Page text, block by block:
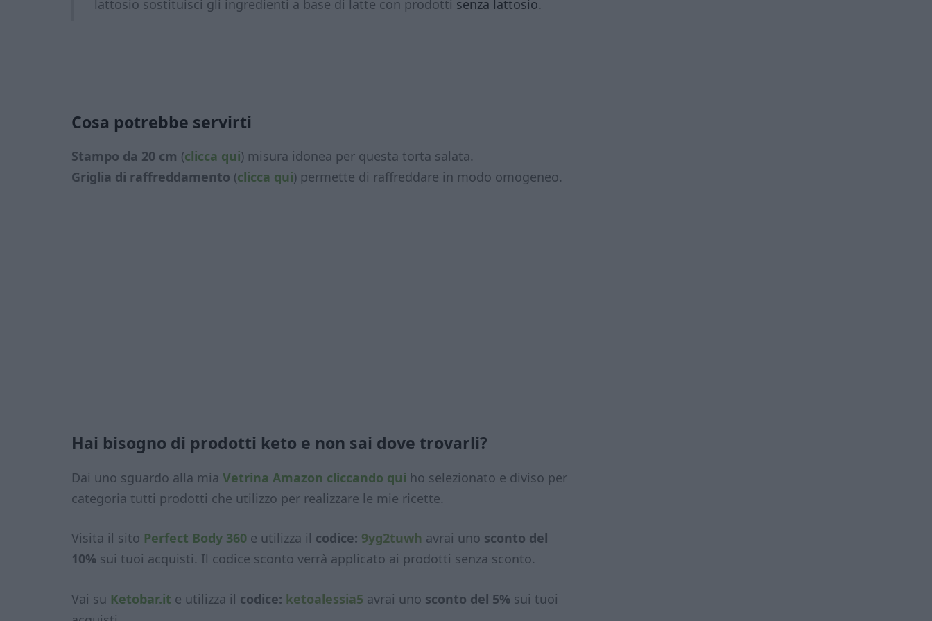
lattosio sostituisci gli ingredienti a base di latte con prodotti senza lattosio.
Cosa potrebbe servirti
Stampo da 20 cm (clicca qui) misura idonea per questa torta salata.
Griglia di raffreddamento (clicca qui) permette di raffreddare in modo omogeneo.
Hai bisogno di prodotti keto e non sai dove trovarli?
Dai uno sguardo alla mia Vetrina Amazon cliccando qui ho selezionato e diviso per
categoria tutti prodotti che utilizzo per realizzare le mie ricette.
Visita il sito Perfect Body 360 e utilizza il codice: 9yg2tuwh avrai uno sconto del
10% sui tuoi acquisti. Il codice sconto verrà applicato ai prodotti senza sconto.
Vai su Ketobar.it e utilizza il codice: ketoalessia5 avrai uno sconto del 5% sui tuoi